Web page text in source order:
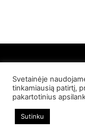
© 2022
Svetainėje
tinkamiausią patirtį,
pakartotinius
Sutinku